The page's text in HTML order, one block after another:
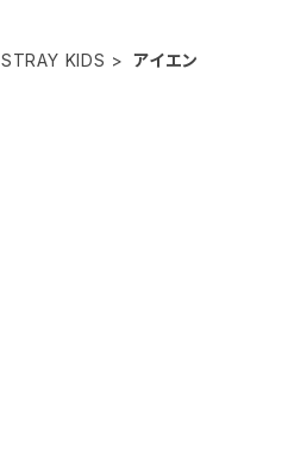
STRAY KIDS アイエン